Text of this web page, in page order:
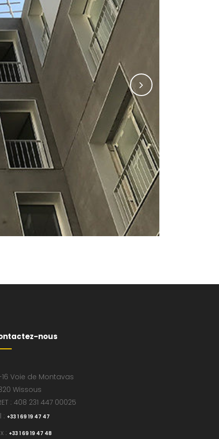
nous
16 Voie de Montavas
Wissous
: 408 231 447 00025
: +33 1 69 19 47 47
: +33 1 69 19 47 48